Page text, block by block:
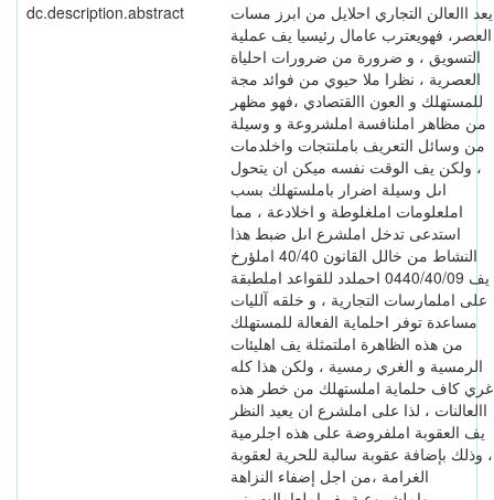
dc.description.abstract
يعد االعالن التجاري احلايل من ابرز مسات
العصر، فهويعترب عامال رئيسيا يف عملية
التسويق ، و ضرورة من ضرورات احلياة
العصرية ، نظرا ملا حيوي من فوائد مجة
للمستهلك و العون االقتصادي ،فهو مظهر
من مظاهر املنافسة املشروعة و وسيلة
من وسائل التعريف باملنتجات واخلدمات
، ولكن يف الوقت نفسه ميكن ان يتحول
اىل وسيلة اضرار باملستهلك بسب
املعلومات املغلوطة و اخلادعة ، مما
استدعى تدخل املشرع اىل ضبط هذا
النشاط من خالل القانون 40/40 املؤرخ
يف 0440/40/09 احملدد للقواعد املطبقة
على املمارسات التجارية ، و خلقه آلليات
مساعدة توفر احلماية الفعالة للمستهلك
من هذه الظاهرة املتمثلة يف اهليئات
الرمسية و الغري رمسية ، ولكن هذا كله
غري كاف حلماية املستهلك من خطر هذه
االعالنات ، لذا على املشرع ان يعيد النظر
يف العقوبة املفروضة على هذه اجلرمية
، وذلك بإضافة عقوبة سالبة للحرية لعقوبة
الغرامة ،من اجل إضفاء النزاهة